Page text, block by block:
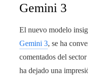
Gemini 3
El nuevo modelo
Gemini 3, se ha
comentados del
ha dejado una